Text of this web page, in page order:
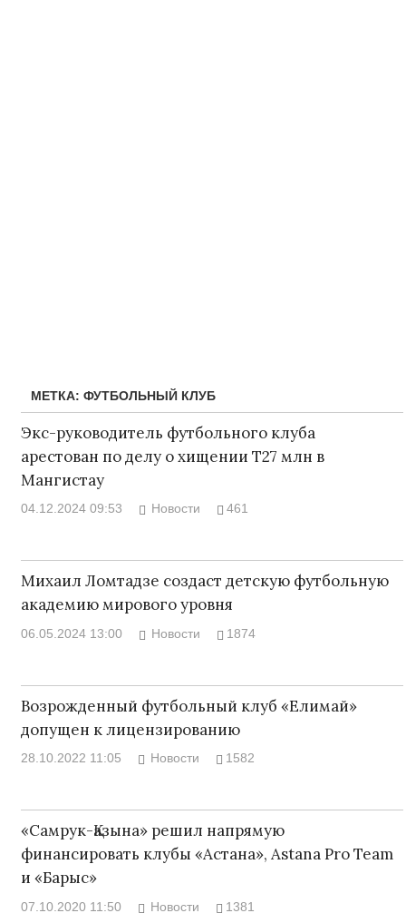
МЕТКА: ФУТБОЛЬНЫЙ КЛУБ
Экс-руководитель футбольного клуба
арестован по делу о хищении Т27 млн в
Мангистау
04.12.2024 09:53 Новости 461
Михаил Ломтадзе создаст детскую футбольную
академию мирового уровня
06.05.2024 13:00 Новости 1874
Возрожденный футбольный клуб «Елимай»
допущен к лицензированию
28.10.2022 11:05 Новости 1582
«Самрук-Қазына» решил напрямую
финансировать клубы «Астана», Astana Pro Team
и «Барыс»
07.10.2020 11:50 Новости 1381